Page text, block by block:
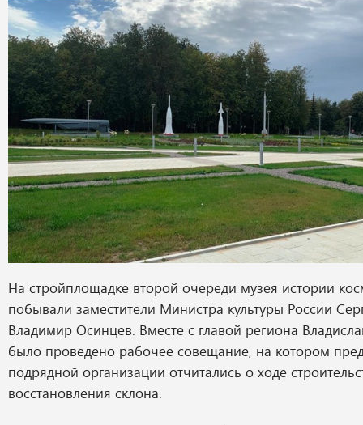
На стройплощадке второй очереди музея истории
побывали заместители Министра культуры России
Владимир Осинцев. Вместе с главой региона
было проведено рабочее совещание, на котором
подрядной организации отчитались о ходе
восстановления склона.